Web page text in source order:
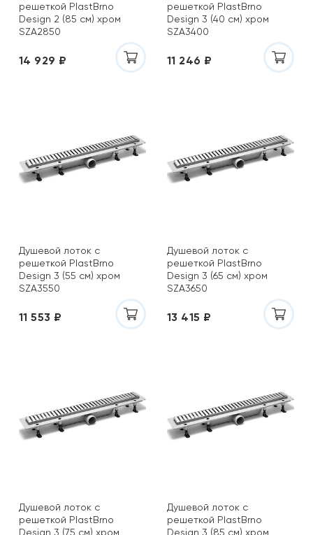
решеткой PlastBrno
Design 2 (85 см) хром
SZA2850
14 929 ₽
решеткой PlastBrno
Design 3 (40 см) хром
SZA3400
11 246 ₽
Душевой лоток с
решеткой PlastBrno
Design 3 (55 см) хром
SZA3550
11 553 ₽
Душевой лоток с
решеткой PlastBrno
Design 3 (65 см) хром
SZA3650
13 415 ₽
Душевой лоток с
решеткой PlastBrno
Design 3 (75 см) хром
Душевой лоток с
решеткой PlastBrno
Design 3 (85 см) хром